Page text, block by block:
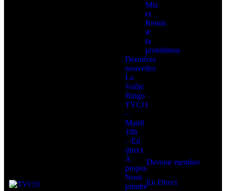
Mix
et
Remix
4:
la
prohibition
Dernières
nouvelles
La
Voûte
Bingo
TVCO
–
Mardi
18h
– En
direct
À
propos
Nous
joindre
Devenir membre
En Direct